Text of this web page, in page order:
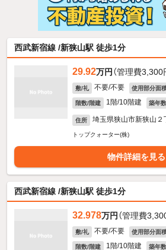
西武新宿線 /新狭山駅 徒歩1分
29.92万円 （管理費3,300
敷/礼 不要/不要 使用部分面
階数/階建 1階/10階建 築年数
住所 埼玉県狭山市新狭山２
トップクォーター(株)
物件詳細を見る
西武新宿線 /新狭山駅 徒歩1分
32.978万円 （管理費
敷/礼 不要/不要 使用部分面
階数/階建 1階/10階建 築年数